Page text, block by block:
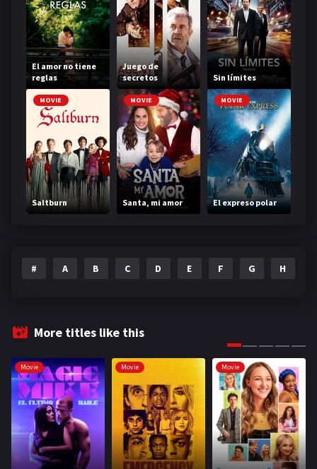
El amor no tiene
reglas
Juego de
secretos
Sin límites
MOVIE
Saltburn
MOVIE
Santa, mi amor
MOVIE
El expreso polar
# A B C D E F G H
More titles like this
Movie Movie Movie